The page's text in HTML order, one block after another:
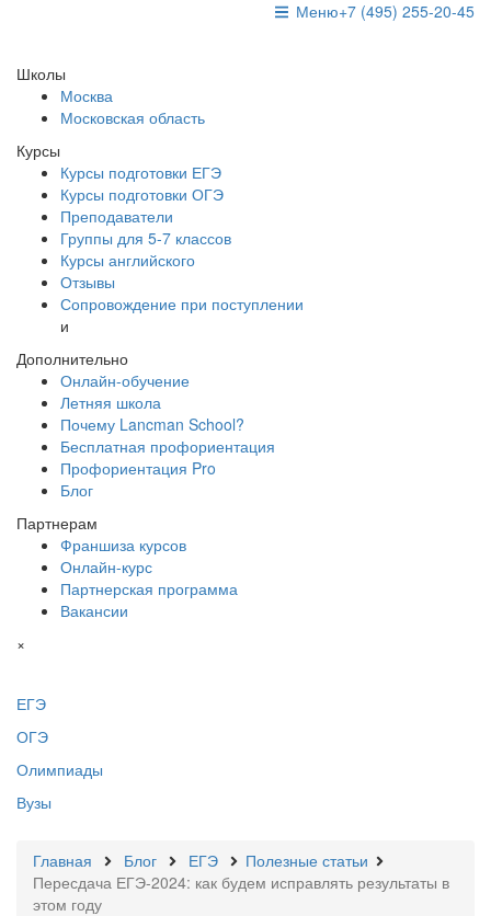
+7 (495) 255-20-45
Меню
Школы
Москва
Московская область
Курсы
Курсы подготовки ЕГЭ
Курсы подготовки ОГЭ
Преподаватели
Группы для 5-7 классов
Курсы английского
Отзывы
Сопровождение при поступлении
и
Дополнительно
Онлайн-обучение
Летняя школа
Почему Lancman School?
Бесплатная профориентация
Профориентация Pro
Блог
Партнерам
Франшиза курсов
Онлайн-курс
Партнерская программа
Вакансии
×
ЕГЭ
ОГЭ
Олимпиады
Вузы
Главная Блог ЕГЭ
Полезные статьи
Пересдача ЕГЭ-2024: как будем исправлять результаты в
этом году